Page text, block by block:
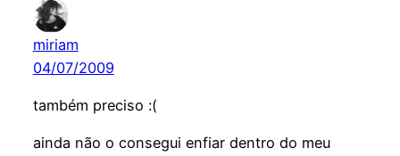
miriam
04/07/2009
também preciso :(
ainda não o consegui enfiar dentro do meu